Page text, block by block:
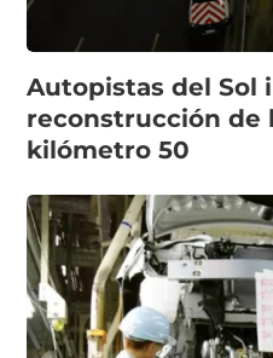
Autopistas del Sol
reconstrucción de
kilómetro 50